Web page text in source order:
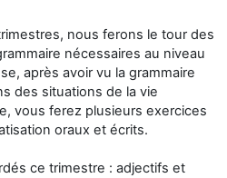
nous ferons le tour des
nécessaires au niveau
après avoir vu la grammaire
des situations de la vie
vous ferez plusieurs exercices
oraux et écrits.
ce trimestre : adjectifs et